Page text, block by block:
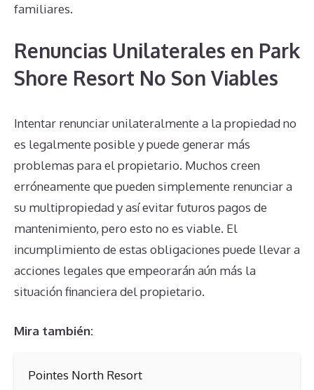
familiares.
Renuncias Unilaterales en Park
Shore Resort No Son Viables
Intentar renunciar unilateralmente a la propiedad no
es legalmente posible y puede generar más
problemas para el propietario. Muchos creen
erróneamente que pueden simplemente renunciar a
su multipropiedad y así evitar futuros pagos de
mantenimiento, pero esto no es viable. El
incumplimiento de estas obligaciones puede llevar a
acciones legales que empeorarán aún más la
situación financiera del propietario.
Mira también:
Pointes North Resort